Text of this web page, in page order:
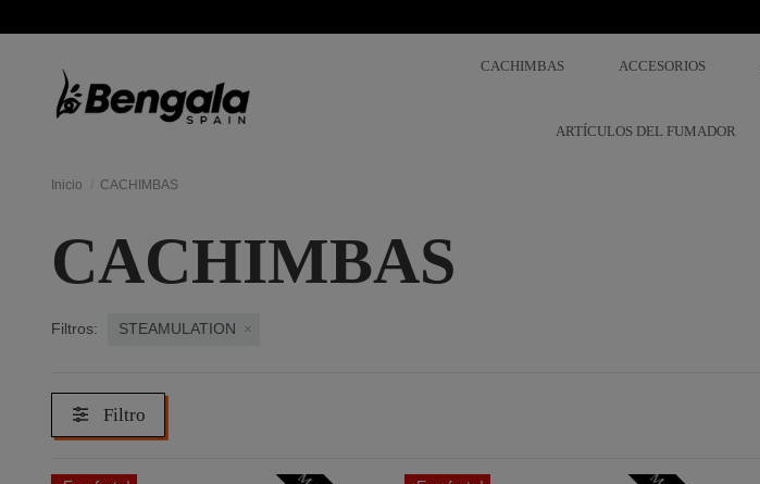
CACHIMBAS ACCESORIOS
ARTÍCULOS DEL FUMADOR
Inicio CACHIMBAS
CACHIMBAS
Filtros: STEAMULATION
Filtro